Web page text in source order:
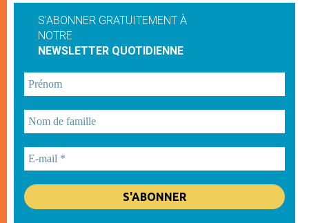
S'ABONNER GRATUITEMENT À
NOTRE
NEWSLETTER QUOTIDIENNE